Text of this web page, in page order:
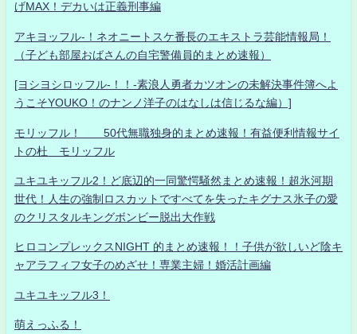
げMAX！デカいは正義刑事編
アキヨッフル-！ネオニートスケ番長のエキストラ芸能情報局！
（子ども部屋おばさんの自宅警備員的まとめ速報）
[ヨシヨシロッフル-！！-素浪人勇者カツオンの未解決事件簿へよ
うこそYOUKO！のナンノ洋子のはなしは信じるな編）]
モリッフル！ 50代無職独身的まとめ速報！有益便利情報サイ
トの杜 モリッフル
ユキユキッフル2！ど底辺的一同驚愕騒然まとめ速報！超氷河期
世代！人生の強制ロスカットですべてを失ったキグナス氷子の愛
のクリスタルキングボンビー脱出大作戦
ヒロコンプレックスNIGHT 的まとめ速報！！子供が欲しいど陰キ
ャアラフィフ女子のめざせ！専業主婦！婚活計画編
ユキユキッフル3！
萌えっふる！